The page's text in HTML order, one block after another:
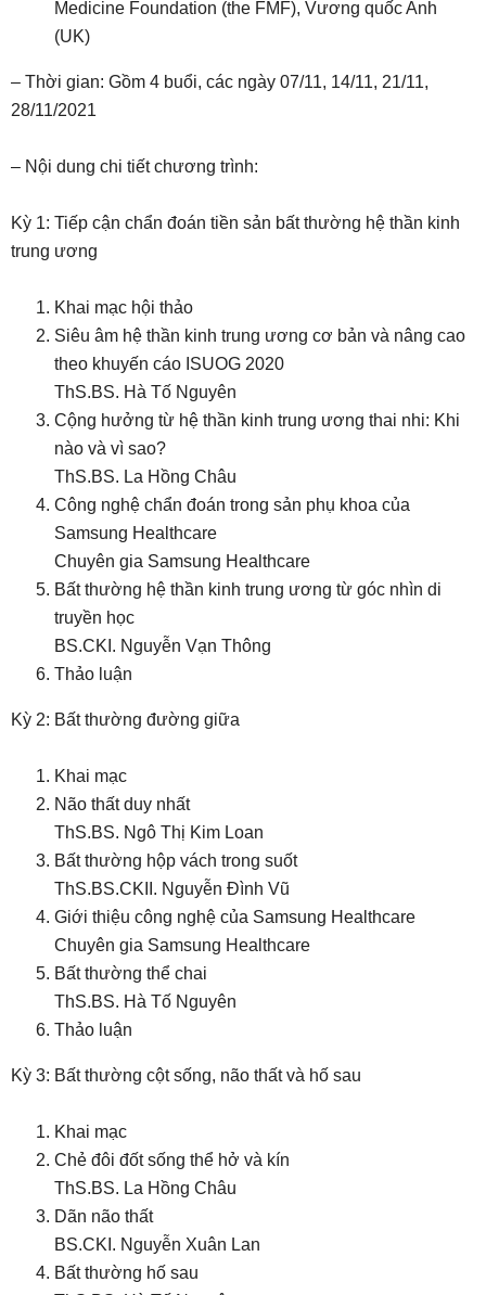
Medicine Foundation (the FMF), Vương quốc Anh
(UK)
– Thời gian: Gồm 4 buổi, các ngày 07/11, 14/11, 21/11,
28/11/2021
– Nội dung chi tiết chương trình:
Kỳ 1: Tiếp cận chẩn đoán tiền sản bất thường hệ thần kinh
trung ương
Khai mạc hội thảo
Siêu âm hệ thần kinh trung ương cơ bản và nâng cao
theo khuyến cáo ISUOG 2020
ThS.BS. Hà Tố Nguyên
Cộng hưởng từ hệ thần kinh trung ương thai nhi: Khi
nào và vì sao?
ThS.BS. La Hồng Châu
Công nghệ chẩn đoán trong sản phụ khoa của
Samsung Healthcare
Chuyên gia Samsung Healthcare
Bất thường hệ thần kinh trung ương từ góc nhìn di
truyền học
BS.CKI. Nguyễn Vạn Thông
Thảo luận
Kỳ 2: Bất thường đường giữa
Khai mạc
Não thất duy nhất
ThS.BS. Ngô Thị Kim Loan
Bất thường hộp vách trong suốt
ThS.BS.CKII. Nguyễn Đình Vũ
Giới thiệu công nghệ của Samsung Healthcare
Chuyên gia Samsung Healthcare
Bất thường thể chai
ThS.BS. Hà Tố Nguyên
Thảo luận
Kỳ 3: Bất thường cột sống, não thất và hố sau
Khai mạc
Chẻ đôi đốt sống thể hở và kín
ThS.BS. La Hồng Châu
Dãn não thất
BS.CKI. Nguyễn Xuân Lan
Bất thường hố sau